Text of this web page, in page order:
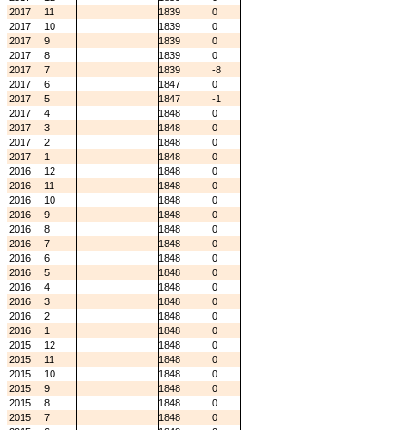
2017
11 1839
0
2017
10 1839
0
2017
9 1839
0
2017
8 1839
0
2017
7 1839
-8
2017
6 1847
0
2017
5 1847
-1
2017
4 1848
0
2017
3 1848
0
2017
2 1848
0
2017
1 1848
0
2016
12 1848
0
2016
11 1848
0
2016
10 1848
0
2016
9 1848
0
2016
8 1848
0
2016
7 1848
0
2016
6 1848
0
2016
5 1848
0
2016
4 1848
0
2016
3 1848
0
2016
2 1848
0
2016
1 1848
0
2015
12 1848
0
2015
11 1848
0
2015
10 1848
0
2015
9 1848
0
2015
8 1848
0
2015
7 1848
0